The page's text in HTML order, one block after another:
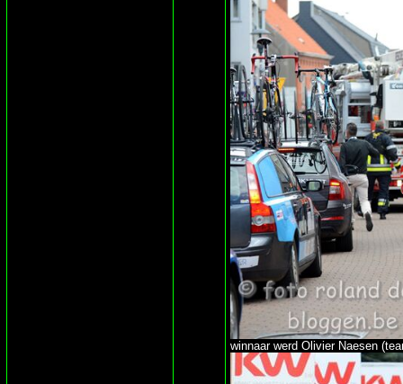
winnaar werd Olivier Naesen